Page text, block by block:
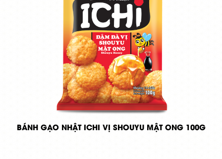
BÁNH GẠO NHẬT ICHI VỊ SHOUYU MẬT ONG 100G